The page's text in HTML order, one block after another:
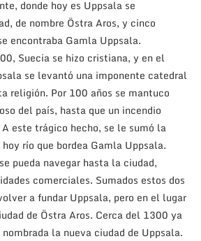
donde hoy es Uppsala se
de nombre Östra Aros, y cinco
encontraba Gamla Uppsala.
Suecia se hizo cristiana, y en el
se levantó una imponente catedral
religión. Por 100 años se mantuco
del país, hasta que un incendio
este trágico hecho, se le sumó la
río que bordea Gamla Uppsala.
pueda navegar hasta la ciudad,
comerciales. Sumados estos dos
a fundar Uppsala, pero en el lugar
de Östra Aros. Cerca del 1300 ya
la nueva ciudad de Uppsala.